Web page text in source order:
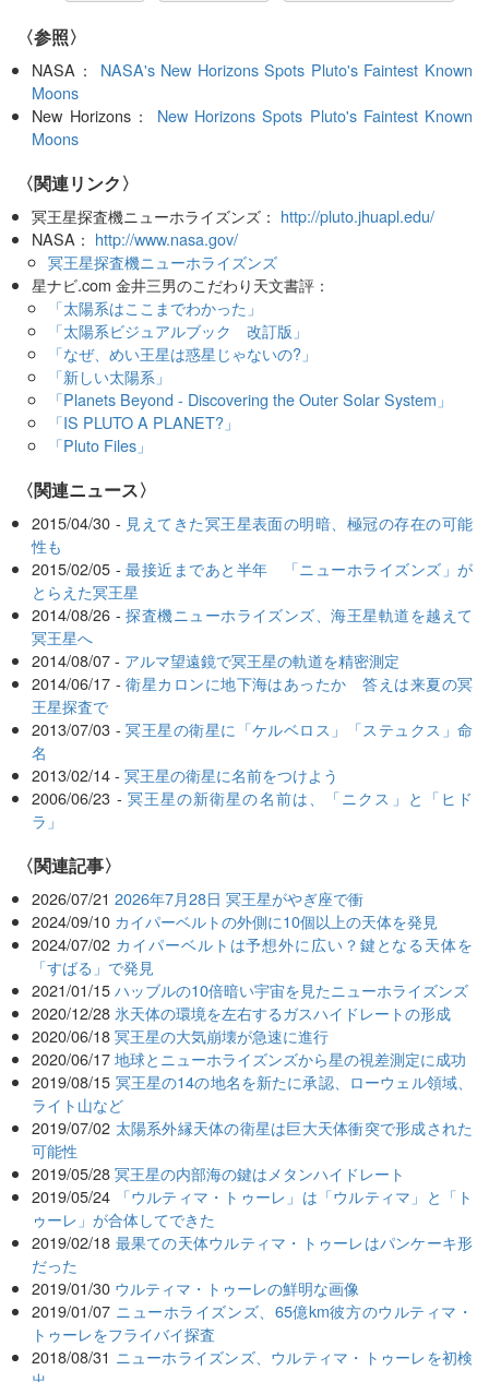
〈参照〉
NASA： NASA's New Horizons Spots Pluto's Faintest Known
Moons
New Horizons： New Horizons Spots Pluto's Faintest Known
Moons
〈関連リンク〉
冥王星探査機ニューホライズンズ： http://pluto.jhuapl.edu/
NASA： http://www.nasa.gov/
冥王星探査機ニューホライズンズ
星ナビ.com 金井三男のこだわり天文書評：
「太陽系はここまでわかった」
「太陽系ビジュアルブック 改訂版」
「なぜ、めい王星は惑星じゃないの?」
「新しい太陽系」
「Planets Beyond - Discovering the Outer Solar System」
「IS PLUTO A PLANET?」
「Pluto Files」
〈関連ニュース〉
2015/04/30 - 見えてきた冥王星表面の明暗、極冠の存在の可能
性も
2015/02/05 -最接近まであと半年 「ニューホライズンズ」が
とらえた冥王星
2014/08/26 -探査機ニューホライズンズ、海王星軌道を越えて
冥王星へ
2014/08/07 - アルマ望遠鏡で冥王星の軌道を精密測定
2014/06/17 -衛星カロンに地下海はあったか 答えは来夏の冥
王星探査で
2013/07/03 -冥王星の衛星に「ケルベロス」「ステュクス」命
名
2013/02/14 -冥王星の衛星に名前をつけよう
2006/06/23 - 冥王星の新衛星の名前は、「ニクス」と「ヒド
ラ」
関連記事
2026/07/21 2026年7月28日 冥王星がやぎ座で衝
2024/09/10 カイパーベルトの外側に10個以上の天体を発見
2024/07/02 カイパーベルトは予想外に広い？鍵となる天体を
「すばる」で発見
2021/01/15 ハッブルの10倍暗い宇宙を見たニューホライズンズ
2020/12/28 氷天体の環境を左右するガスハイドレートの形成
2020/06/18 冥王星の大気崩壊が急速に進行
2020/06/17 地球とニューホライズンズから星の視差測定に成功
2019/08/15 冥王星の14の地名を新たに承認、ローウェル領域、
ライト山など
2019/07/02 太陽系外縁天体の衛星は巨大天体衝突で形成された
可能性
2019/05/28 冥王星の内部海の鍵はメタンハイドレート
2019/05/24
「ウルティマ・トゥーレ」は「ウルティマ」と「ト
ゥーレ」が合体してできた
2019/02/18 最果ての天体ウルティマ・トゥーレはパンケーキ形
だった
2019/01/30 ウルティマ・トゥーレの鮮明な画像
2019/01/07 ニューホライズンズ、65億km彼方のウルティマ・
トゥーレをフライバイ探査
2018/08/31 ニューホライズンズ、ウルティマ・トゥーレを初検